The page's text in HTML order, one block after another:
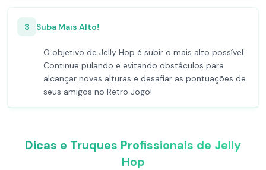
3 Suba Mais Alto!
O objetivo de Jelly Hop é subir o mais alto possível.
Continue pulando e evitando obstáculos para
alcançar novas alturas e desafiar as pontuações de
seus amigos no Retro Jogo!
Dicas e Truques Profissionais de Jelly
Hop